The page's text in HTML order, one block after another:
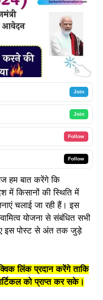
Join
Join
Follow
Follow
हम बात करेंगे कि
में किसानों की स्थिति में
चलाई जा रही हैं। इस
योजना से संबंधित सभी
इस पोस्ट से अंत तक जुड़े
लिंक प्रदान करेंगे ताकि
को प्राप्त कर सके।